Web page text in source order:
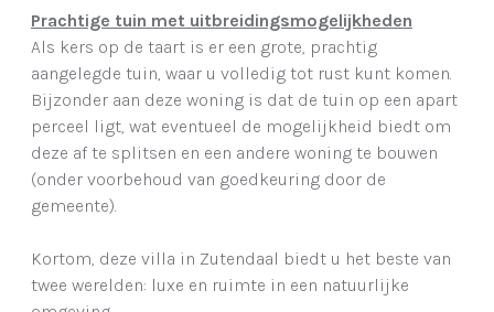
Prachtige tuin met uitbreidingsmogelijkheden
Als kers op de taart is er een grote, prachtig
aangelegde tuin, waar u volledig tot rust kunt komen.
Bijzonder aan deze woning is dat de tuin op een apart
perceel ligt, wat eventueel de mogelijkheid biedt om
deze af te splitsen en een andere woning te bouwen
(onder voorbehoud van goedkeuring door de
gemeente).
Kortom, deze villa in Zutendaal biedt u het beste van
twee werelden: luxe en ruimte in een natuurlijke